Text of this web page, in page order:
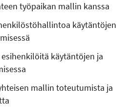
työpaikan mallin kanssa
käytäntöjen
käytäntöjen ja
mallin toteutumista ja